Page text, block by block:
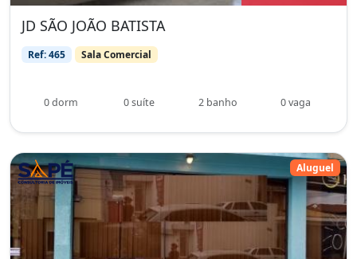
JD SÃO JOÃO BATISTA
Ref: 465 Sala Comercial
0 dorm 0 suíte 2 banho 0 vaga
Aluguel